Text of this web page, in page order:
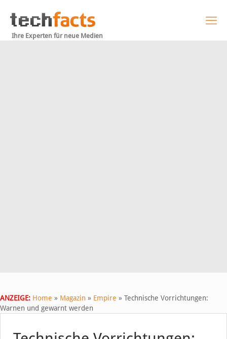
Ihre Experten für neue Medien
ANZEIGE: Home » Magazin » Empire » Technische Vorrichtungen:
Warnen und gewarnt werden